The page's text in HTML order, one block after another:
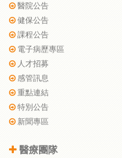
醫院公告
健保公告
課程公告
電子病歷專區
人才招募
感管訊息
重點連結
特別公告
新聞專區
醫療團隊